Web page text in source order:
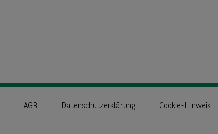
AGB Datenschutzerklärung Cookie-Hinweis